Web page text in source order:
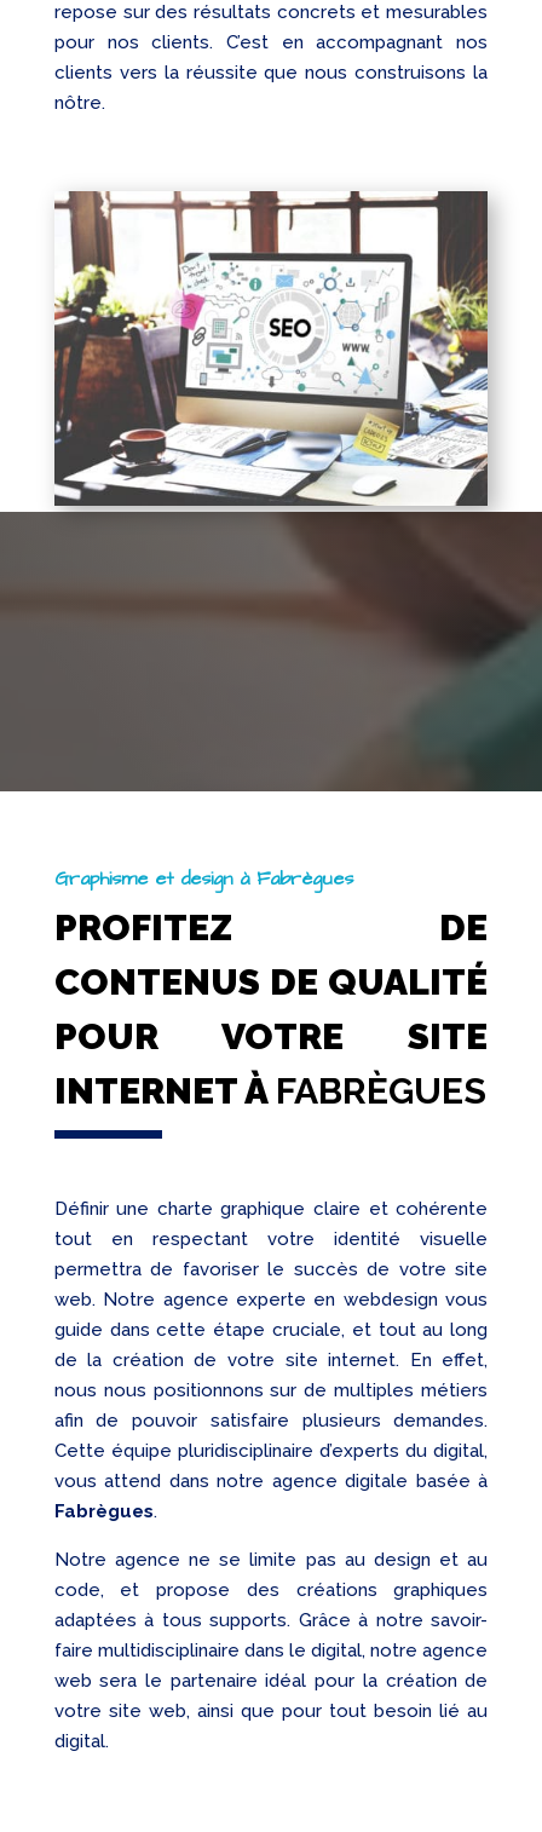
repose sur des résultats concrets et mesurables
pour nos clients. C’est en accompagnant nos
clients vers la réussite que nous construisons la
nôtre.
Graphisme et design à Fabrègues
PROFITEZ DE
CONTENUS DE QUALITÉ
POUR VOTRE SITE
INTERNET À FABRÈGUES
Définir une charte graphique claire et cohérente
tout en respectant votre identité visuelle
permettra de favoriser le succès de votre site
web. Notre agence experte en webdesign vous
guide dans cette étape cruciale, et tout au long
de la création de votre site internet. En effet,
nous nous positionnons sur de multiples métiers
afin de pouvoir satisfaire plusieurs demandes.
Cette équipe pluridisciplinaire d’experts du digital,
vous attend dans notre agence digitale basée à
Fabrègues.
Notre agence ne se limite pas au design et au
code, et propose des créations graphiques
adaptées à tous supports. Grâce à notre savoir-
faire multidisciplinaire dans le digital, notre agence
web sera le partenaire idéal pour la création de
votre site web, ainsi que pour tout besoin lié au
digital.